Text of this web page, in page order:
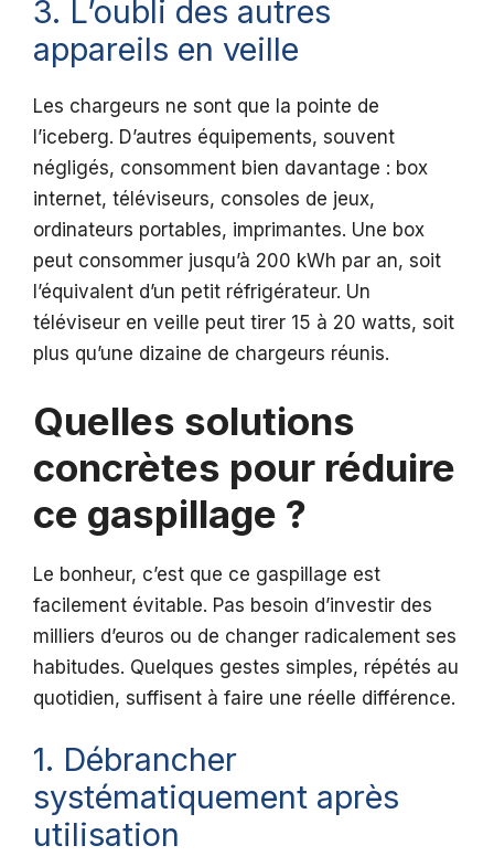
3. L’oubli des autres
appareils en veille
Les chargeurs ne sont que la pointe de
l’iceberg. D’autres équipements, souvent
négligés, consomment bien davantage : box
internet, téléviseurs, consoles de jeux,
ordinateurs portables, imprimantes. Une box
peut consommer jusqu’à 200 kWh par an, soit
l’équivalent d’un petit réfrigérateur. Un
téléviseur en veille peut tirer 15 à 20 watts, soit
plus qu’une dizaine de chargeurs réunis.
Quelles solutions
concrètes pour réduire
ce gaspillage ?
Le bonheur, c’est que ce gaspillage est
facilement évitable. Pas besoin d’investir des
milliers d’euros ou de changer radicalement ses
habitudes. Quelques gestes simples, répétés au
quotidien, suffisent à faire une réelle différence.
1. Débrancher
systématiquement après
utilisation